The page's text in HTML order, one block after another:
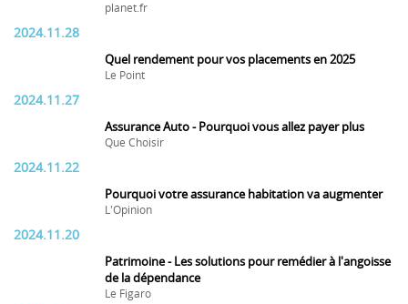
planet.fr
2024.11.28
Quel rendement pour vos placements en 2025
Le Point
2024.11.27
Assurance Auto - Pourquoi vous allez payer plus
Que Choisir
2024.11.22
Pourquoi votre assurance habitation va augmenter
L'Opinion
2024.11.20
Patrimoine - Les solutions pour remédier à l'angoisse
de la dépendance
Le Figaro